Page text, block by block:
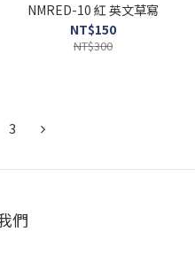
NMRED-10 紅 英文草寫
NT$150
NT$300
3
們